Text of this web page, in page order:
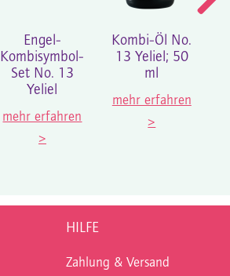
Engel-
Kombisymbol-
Set No. 13
Yeliel
mehr erfahren
>
Kombi-Öl No.
13 Yeliel; 50
ml
mehr erfahren
>
HILFE
Zahlung & Versand